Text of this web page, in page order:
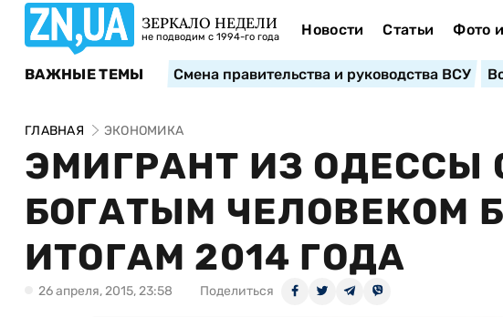
ЗЕРКАЛО НЕДЕЛИ
не подводим с 1994-го года Новости Статьи Фото
ВАЖНЫЕ ТЕМЫ Смена правительства и руководства ВСУ
ГЛАВНАЯ ЭКОНОМИКА
ЭМИГРАНТ ИЗ ОДЕССЫ
БОГАТЫМ ЧЕЛОВЕКОМ
ИТОГАМ 2014 ГОДА
26 апреля, 2015, 23:58 Поделиться